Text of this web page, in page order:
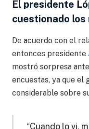
El presidente
cuestionado
De acuerdo con el
entonces presidente
mostró sorpresa
encuestas, ya que el
considerable sobre
“Cuando lo vi,